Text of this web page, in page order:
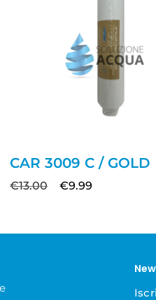
CAR 3009 C / GOLD
€13.00 €9.99